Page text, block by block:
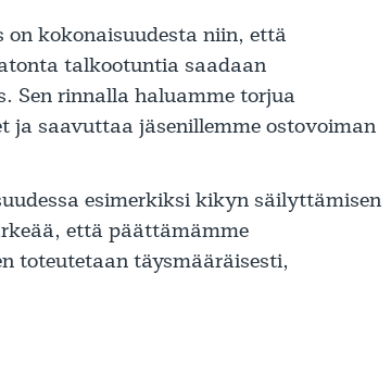
kokonaisuudesta niin, että
talkootuntia saadaan
Sen rinnalla haluamme torjua
ja saavuttaa jäsenillemme ostovoiman
esimerkiksi kikyn säilyttämisen
että päättämämme
toteutetaan täysmääräisesti,